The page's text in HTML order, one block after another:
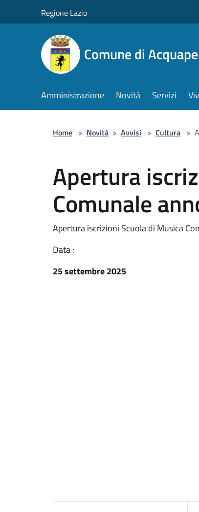
Regione Lazio
Comune di
Amministrazione Novità Servizi
Home > Novità > Avvisi > Cultura >
Apertura
Comunale
Apertura iscrizioni Scuola di Musica
Data :
25 settembre 2025